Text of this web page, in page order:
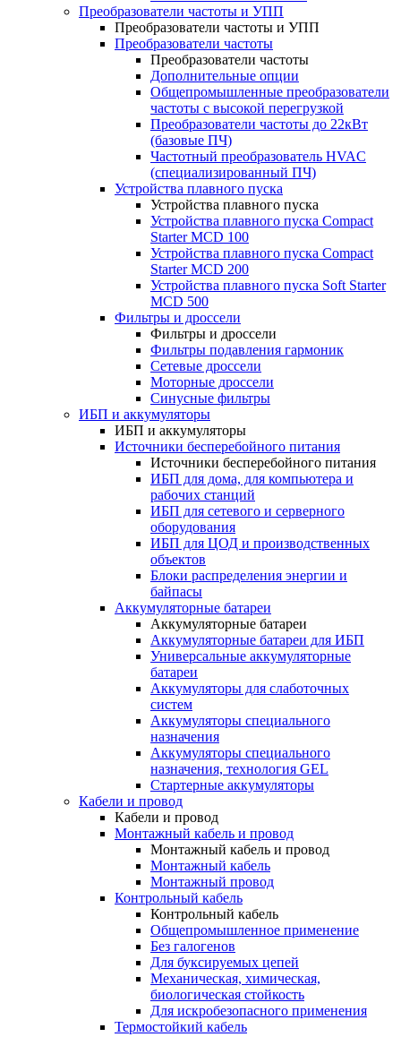
Преобразователи частоты и УПП
Преобразователи частоты и УПП
Преобразователи частоты
Преобразователи частоты
Дополнительные опции
Общепромышленные преобразователи
частоты с высокой перегрузкой
Преобразователи частоты до 22кВт
(базовые ПЧ)
Частотный преобразователь HVAC
(специализированный ПЧ)
Устройства плавного пуска
Устройства плавного пуска
Устройства плавного пуска Compact
Starter MCD 100
Устройства плавного пуска Compact
Starter MCD 200
Устройства плавного пуска Soft Starter
MCD 500
Фильтры и дроссели
Фильтры и дроссели
Фильтры подавления гармоник
Сетевые дроссели
Моторные дроссели
Синусные фильтры
ИБП и аккумуляторы
ИБП и аккумуляторы
Источники бесперебойного питания
Источники бесперебойного питания
ИБП для дома, для компьютера и
рабочих станций
ИБП для сетевого и серверного
оборудования
ИБП для ЦОД и производственных
объектов
Блоки распределения энергии и
байпасы
Аккумуляторные батареи
Аккумуляторные батареи
Аккумуляторные батареи для ИБП
Универсальные аккумуляторные
батареи
Аккумуляторы для слаботочных
систем
Аккумуляторы специального
назначения
Аккумуляторы специального
назначения, технология GEL
Стартерные аккумуляторы
Кабели и провод
Кабели и провод
Монтажный кабель и провод
Монтажный кабель и провод
Монтажный кабель
Монтажный провод
Контрольный кабель
Контрольный кабель
Общепромышленное применение
Без галогенов
Для буксируемых цепей
Механическая, химическая,
биологическая стойкость
Для искробезопасного применения
Термостойкий кабель